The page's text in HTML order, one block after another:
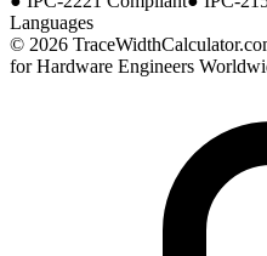
Languages
© 2026
for Hardware Engineers